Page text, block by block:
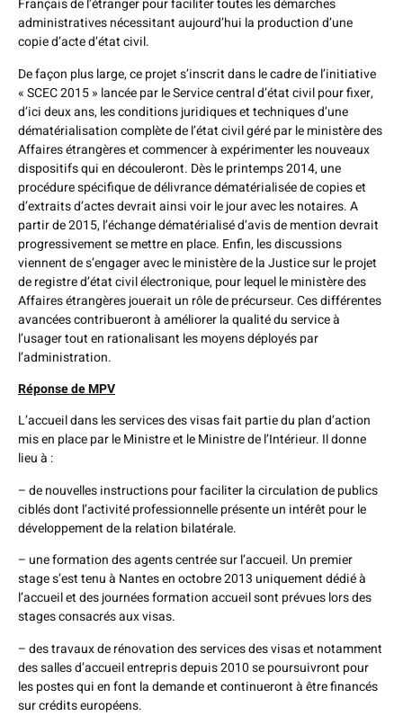
Français de l’étranger pour faciliter toutes les démarches
administratives nécessitant aujourd’hui la production d’une
copie d’acte d’état civil.
De façon plus large, ce projet s’inscrit dans le cadre de l’initiative
« SCEC 2015 » lancée par le Service central d’état civil pour fixer,
d’ici deux ans, les conditions juridiques et techniques d’une
dématérialisation complète de l’état civil géré par le ministère des
Affaires étrangères et commencer à expérimenter les nouveaux
dispositifs qui en découleront. Dès le printemps 2014, une
procédure spécifique de délivrance dématérialisée de copies et
d’extraits d’actes devrait ainsi voir le jour avec les notaires. A
partir de 2015, l’échange dématérialisé d’avis de mention devrait
progressivement se mettre en place. Enfin, les discussions
viennent de s’engager avec le ministère de la Justice sur le projet
de registre d’état civil électronique, pour lequel le ministère des
Affaires étrangères jouerait un rôle de précurseur. Ces différentes
avancées contribueront à améliorer la qualité du service à
l’usager tout en rationalisant les moyens déployés par
l’administration.
Réponse de MPV
L’accueil dans les services des visas fait partie du plan d’action
mis en place par le Ministre et le Ministre de l’Intérieur. Il donne
lieu à :
– de nouvelles instructions pour faciliter la circulation de publics
ciblés dont l’activité professionnelle présente un intérêt pour le
développement de la relation bilatérale.
– une formation des agents centrée sur l’accueil. Un premier
stage s’est tenu à Nantes en octobre 2013 uniquement dédié à
l’accueil et des journées formation accueil sont prévues lors des
stages consacrés aux visas.
– des travaux de rénovation des services des visas et notamment
des salles d’accueil entrepris depuis 2010 se poursuivront pour
les postes qui en font la demande et continueront à être financés
sur crédits européens.